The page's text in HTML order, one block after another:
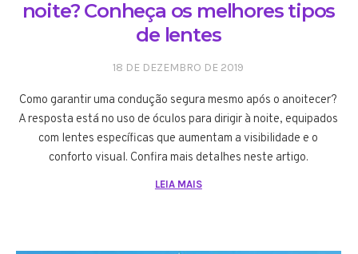
noite? Conheça os melhores tipos
de lentes
18 DE DEZEMBRO DE 2019
Como garantir uma condução segura mesmo após o anoitecer?
A resposta está no uso de óculos para dirigir à noite, equipados
com lentes específicas que aumentam a visibilidade e o
conforto visual. Confira mais detalhes neste artigo.
LEIA MAIS